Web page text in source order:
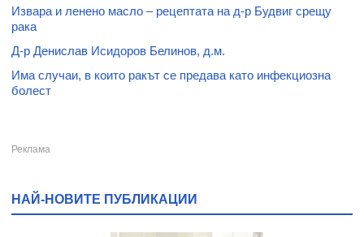
Извара и ленено масло – рецептата на д-р Будвиг срещу
рака
Д-р Денислав Исидоров Белинов, д.м.
Има случаи, в които ракът се предава като инфекциозна
болест
НАЙ-НОВИТЕ ПУБЛИКАЦИИ